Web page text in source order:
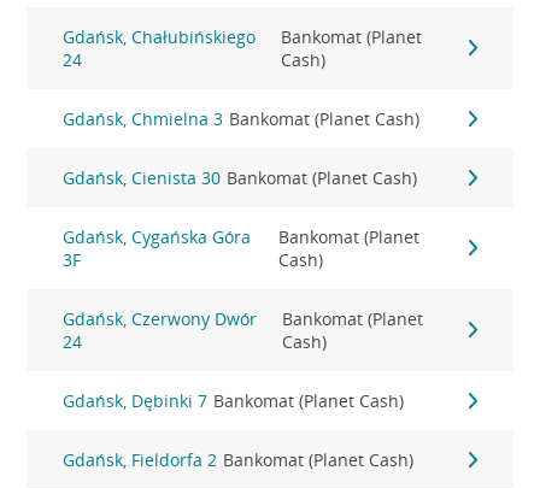
Gdańsk, Chałubińskiego
24
Bankomat (Planet
Cash)
Gdańsk, Chmielna 3 Bankomat (Planet Cash)
Gdańsk, Cienista 30 Bankomat (Planet Cash)
Gdańsk, Cygańska Góra
3F
Bankomat (Planet
Cash)
Gdańsk, Czerwony Dwór
24
Bankomat (Planet
Cash)
Gdańsk, Dębinki 7 Bankomat (Planet Cash)
Gdańsk, Fieldorfa 2 Bankomat (Planet Cash)